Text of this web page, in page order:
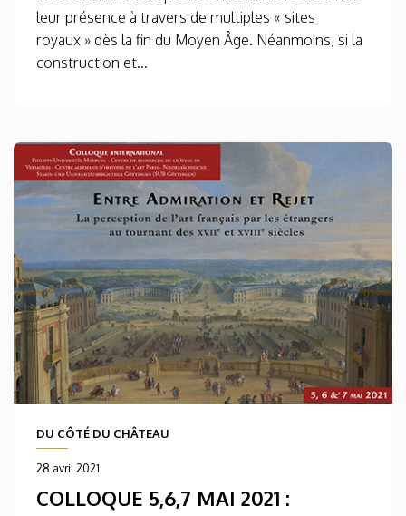
leur présence à travers de multiples « sites
royaux » dès la fin du Moyen Âge. Néanmoins, si la
construction et...
DU CÔTÉ DU CHÂTEAU
28 avril 2021
COLLOQUE 5,6,7 MAI 2021 :